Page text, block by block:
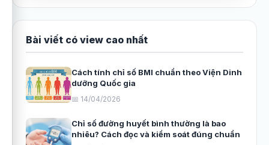
Bài viết có view cao nhất
Cách tính chỉ số BMI chuẩn theo Viện Dinh
dưỡng Quốc gia
📅 14/04/2026
Chỉ số đường huyết bình thường là bao
nhiêu? Cách đọc và kiểm soát đúng chuẩn